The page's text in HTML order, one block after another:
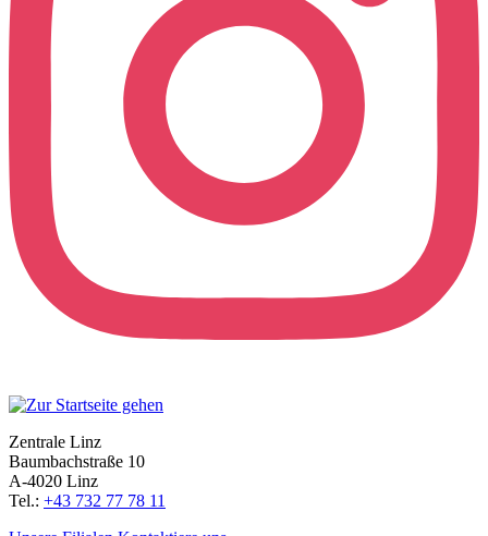
Zentrale Linz
Baumbachstraße 10
A-4020 Linz
Tel.: +43 732 77 78 11